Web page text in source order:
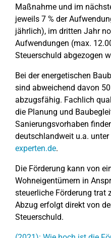
Maßnahme und im
jeweils 7 % der
jährlich), im dritten Jahr
Aufwendungen (max.
Steuerschuld abgezogen
Bei der energetischen
sind abweichend davon
abzugsfähig. Fachlich
die Planung und
Sanierungsvorhaben
deutschlandweit u.a. unter
experten.de.
Die Förderung kann von
Wohneigentümern in
steuerliche Förderung trat
Abzug erfolgt direkt von
Steuerschuld.